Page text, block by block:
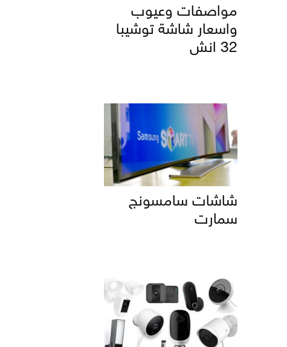
مواصفات وعيوب
واسعار شاشة توشيبا
32 انش
شاشات سامسونج
سمارت